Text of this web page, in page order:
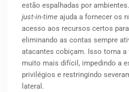
estão espalhadas por
just-in-time ajuda a fornecer os
acesso aos recursos certos
eliminando as contas sempre
atacantes cobiçam. Isso torna a
muito mais difícil, impedindo a
privilégios e restringindo
lateral.